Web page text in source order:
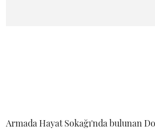
Armada Hayat Sokağı'nda bulunan